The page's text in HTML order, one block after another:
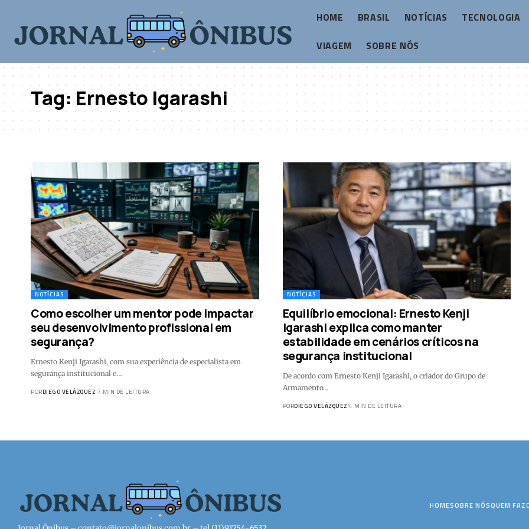
HOME BRASIL NOTÍCIAS
TECNOLOGIA
VIAGEM
SOBRE NÓS
Tag:Ernesto Igarashi
NOTÍCIAS
Como escolher um mentor pode impactar
seu desenvolvimento profissional em
segurança?
Ernesto Kenji Igarashi, com sua experiência de especialista em
segurança institucional e…
PORDIEGO VELÁZQUEZ 7 MIN DE LEITURA
NOTÍCIAS
Equilíbrio emocional: Ernesto Kenji
Igarashi explica como manter
estabilidade em cenários críticos na
segurança institucional
De acordo com Ernesto Kenji Igarashi, o criador do Grupo de
Armamento…
PORDIEGO VELÁZQUEZ 4 MIN DE LEITURA
HOMESOBRE NÓSQUEM FAZ